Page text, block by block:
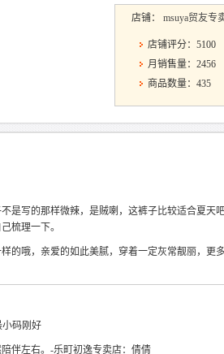
店铺： msuya贸友专
店铺评分：5100
月销售量：2456
商品数量：435
是写的那样微辣，是贼喇，这裤子比较适合夏天
梳理一下。
的哦，亲爱的如此美腻，穿着一定灰常靓丽，更
小码刚好
伴左右。-乐町初逸专卖店：倩倩